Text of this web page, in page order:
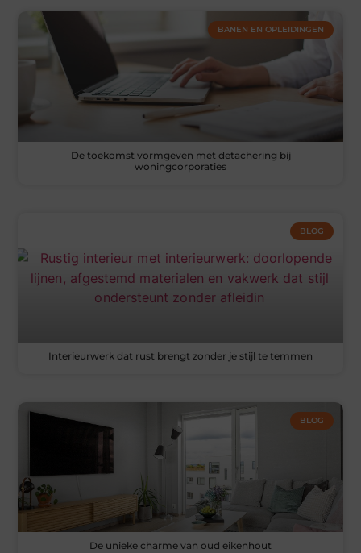
BANEN EN OPLEIDINGEN
De toekomst vormgeven met detachering bij
woningcorporaties
BLOG
Interieurwerk dat rust brengt zonder je stijl te temmen
BLOG
De unieke charme van oud eikenhout